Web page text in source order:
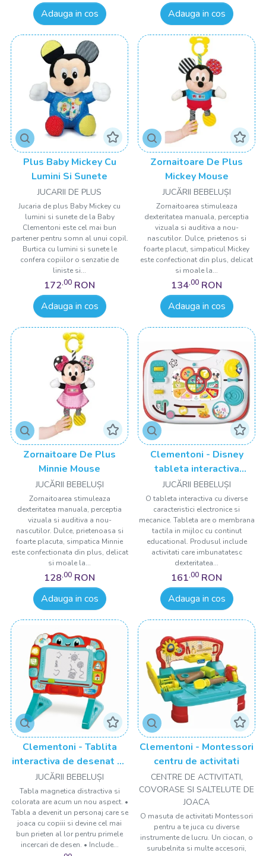
Adauga in cos
Adauga in cos
Plus Baby Mickey Cu
Lumini Si Sunete
JUCARII DE PLUS
Jucaria de plus Baby Mickey cu
lumini si sunete de la Baby
Clementoni este cel mai bun
partener pentru somn al unui copil.
Burtica cu lumini si sunete le
confera copiilor o senzatie de
liniste si...
172,00 RON
Adauga in cos
Zornaitoare De Plus
Mickey Mouse
JUCĂRII BEBELUȘI
Zornaitoarea stimuleaza
dexteritatea manuala, perceptia
vizuala si auditiva a nou-
nascutilor. Dulce, prietenos si
foarte placut, simpaticul Mickey
este confectionat din plus, delicat
si moale la...
134,00 RON
Adauga in cos
Zornaitoare De Plus
Minnie Mouse
JUCĂRII BEBELUȘI
Zornaitoarea stimuleaza
dexteritatea manuala, perceptia
vizuala si auditiva a nou-
nascutilor. Dulce, prietenoasa si
foarte placuta, simpatica Minnie
este confectionata din plus, delicat
si moale la...
128,00 RON
Adauga in cos
Clementoni - Disney
tableta interactiva
Mickey si prietenii
JUCĂRII BEBELUȘI
O tableta interactiva cu diverse
caracteristici electronice si
mecanice. Tableta are o membrana
tactila in mijloc cu continut
educational. Produsul include
activitati care imbunatatesc
dexteritatea...
161,00 RON
Adauga in cos
Clementoni - Tablita
interactiva de desenat cu
sunete si lumini
JUCĂRII BEBELUȘI
Tabla magnetica distractiva si
colorata are acum un nou aspect. •
Tabla a devenit un personaj care se
joaca cu copiii si devine cel mai
bun prieten al lor pentru primele
incercari de desen. • Include...
Clementoni - Montessori
centru de activitati
CENTRE DE ACTIVITATI,
COVORASE SI SALTELUTE DE
JOACA
O masuta de activitati Montessori
pentru a te juca cu diverse
instrumente de lucru. Un ciocan, o
surubelnita si multe accesorii,